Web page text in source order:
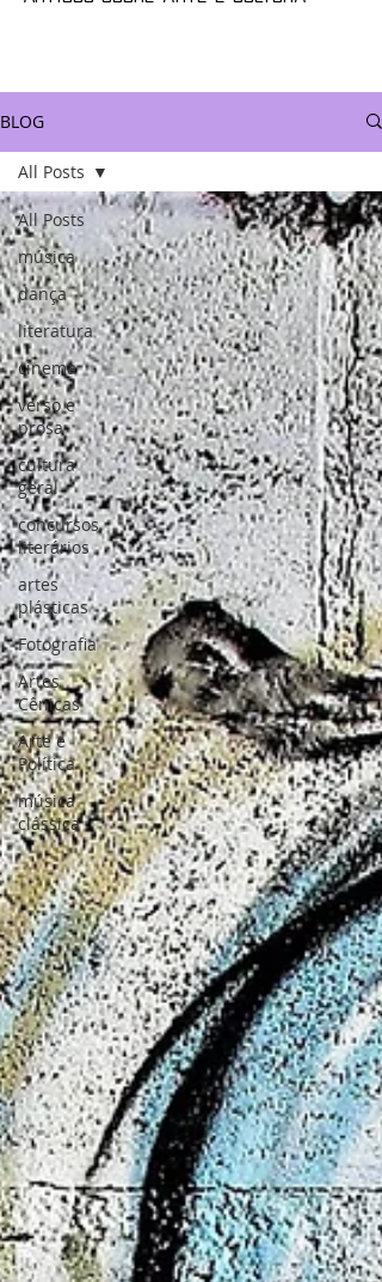
BLOG
All Posts
música
dança
literatura
cinema
verso e
prosa
cultura
geral
concursos
literários
artes
plásticas
Fotografia
Artes
Cênicas
Arte e
Política
música
clássica
All Posts